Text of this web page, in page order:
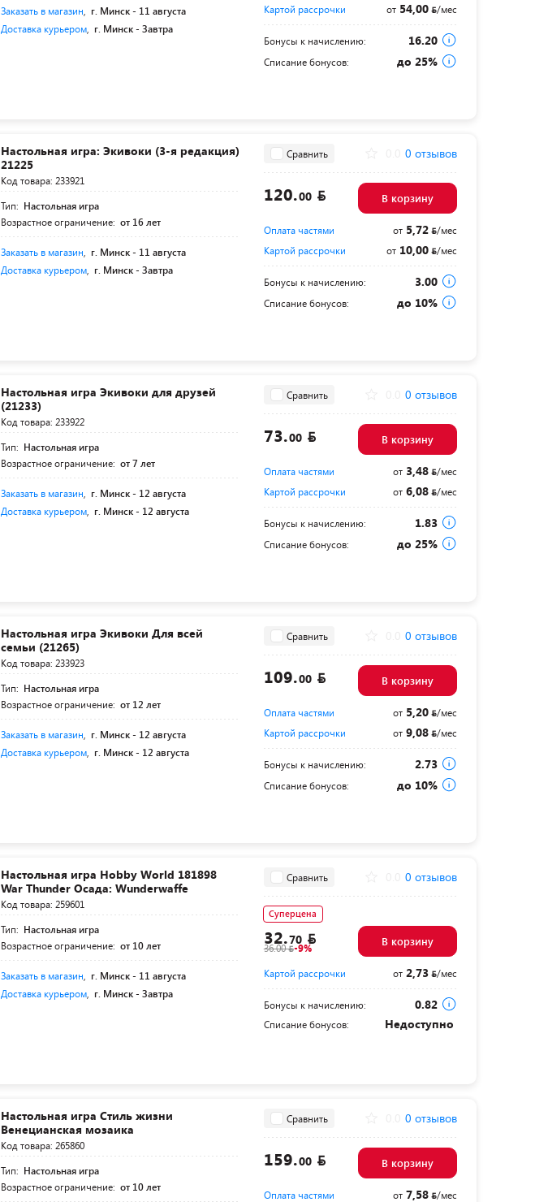
Заказать в магазин г. Минск - 11 августа
Доставка курьером г. Минск -Завтра
Картой рассрочки
от54,00 /мес
Бонусы к начислению: 16.20
Списание бонусов: до 25%
Настольная игра: Экивоки (3-я редакция)
21225
Код товара: 233921
Тип: Настольная игра
Возрастное ограничение: от 16 лет
Заказать в магазин г. Минск - 11 августа
Доставка курьером г. Минск -Завтра
Сравнить 0 отзывов
120.00 В корзину
Оплата частями от5,72
/мес
Картой рассрочки
от10,00 /мес
Бонусы к начислению: 3.00
Списание бонусов: до 10%
Настольная игра Экивоки для друзей
(21233)
Код товара: 233922
Тип: Настольная игра
Возрастное ограничение: от 7 лет
Заказать в магазин г. Минск - 12 августа
Доставка курьером г. Минск - 12 августа
Сравнить 0 отзывов
73.00 В корзину
Оплата частями от3,48
/мес
Картой рассрочки
от6,08 /мес
Бонусы к начислению: 1.83
Списание бонусов: до 25%
Настольная игра Экивоки Для всей
семьи (21265)
Код товара: 233923
Тип: Настольная игра
Возрастное ограничение: от 12 лет
Заказать в магазин г. Минск - 12 августа
Доставка курьером г. Минск - 12 августа
Сравнить 0 отзывов
109.00 В корзину
Оплата частями от5,20
/мес
Картой рассрочки
от9,08 /мес
Бонусы к начислению: 2.73
Списание бонусов: до 10%
Настольная игра Hobby World 181898
War Thunder Осада: Wunderwaffe
Код товара: 259601
Тип: Настольная игра
Возрастное ограничение: от 10 лет
Заказать в магазин г. Минск - 11 августа
Доставка курьером г. Минск -Завтра
Сравнить 0 отзывов
Суперцена
32.70
36.00 -9% В корзину
Картой рассрочки от2,73 /мес
Бонусы к начислению: 0.82
Списание бонусов: Недоступно
Настольная игра Стиль жизни
Венецианская мозаика
Код товара: 265860
Тип: Настольная игра
Возрастное ограничение: от 10 лет
Сравнить 0 отзывов
159.00 В корзину
Оплата частями от7,58 /мес